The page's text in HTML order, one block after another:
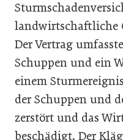
landwirtschaftliche
Der Vertrag
Schuppen und ein
einem
der Schuppen und
zerstört und das
beschädigt. Der